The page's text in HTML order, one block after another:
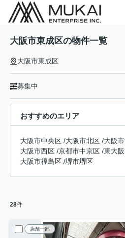
大阪市東成区の物件一覧
大阪市東成区
募集中
おすすめのエリア
大阪市中央区 /大阪市北区 /大阪
大阪市西区 /京都市中京区 /東大
大阪市福島区 /堺市堺区
28件
店舗一部